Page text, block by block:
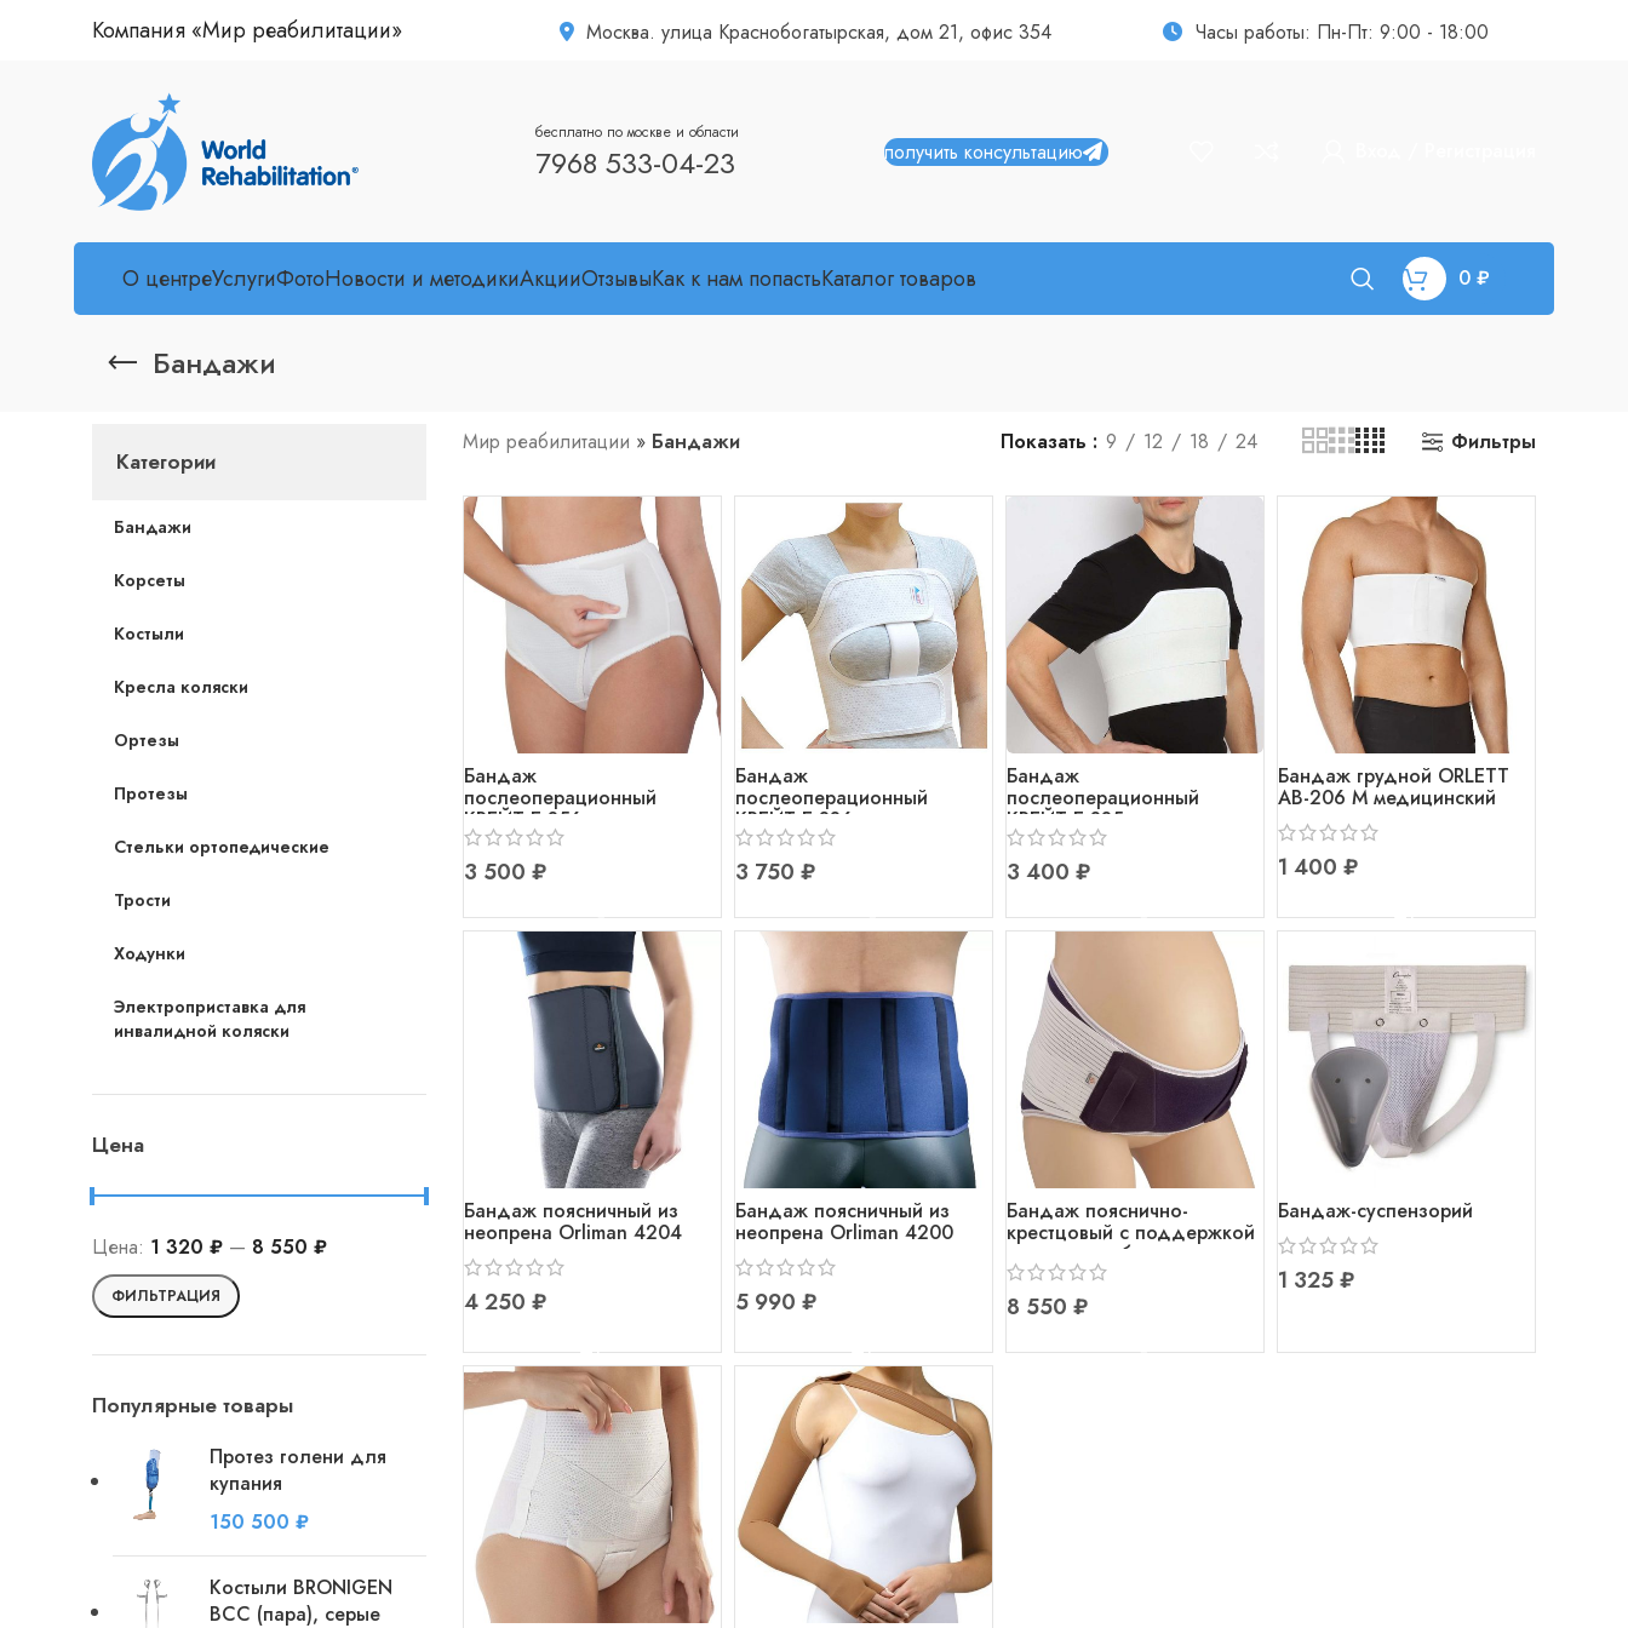
Компания «Мир реабилитации» Москва. улица Краснобогатырская, дом 21, офис 354 Часы работы: Пн-Пт: 9:00 - 18:00
бесплатно по москве и области
7968 533-04-23 получить консультацию
О центреУслугиФотоНовости и методикиАкцииОтзывыКак к нам попастьКаталог товаров 0 ₽
Бандажи
Категории
Бандажи
Корсеты
Костыли
Кресла коляски
Ортезы
Протезы
Стельки ортопедические
Трости
Ходунки
Электроприставка для
инвалидной коляски
Цена
Минимальная
цена
Максимальная
цена
ФИЛЬТРАЦИЯ
Цена: 1 320 ₽ — 8 550 ₽
Популярные товары
Протез голени для
купания
₽
Костыли BRONIGEN
BCC (пара), серые
Мир реабилитации » Бандажи Показать 9 12 18 24 Фильтры
Бандаж
послеоперационный
КРЕЙТ Б-356
₽
Бандаж
послеоперационный
КРЕЙТ Б-336 на грудную
клетку
₽
Бандаж
послеоперационный
КРЕЙТ Б-335
₽
Бандаж грудной ORLETT
AB-206 M медицинский
₽
Бандаж поясничный из
неопрена Orliman 4204
₽
Бандаж поясничный из
неопрена Orliman 4200
₽
Бандаж пояснично-
крестцовый с поддержкой
живота для беременных
Orliman A-131
₽
Бандаж-суспензорий
₽